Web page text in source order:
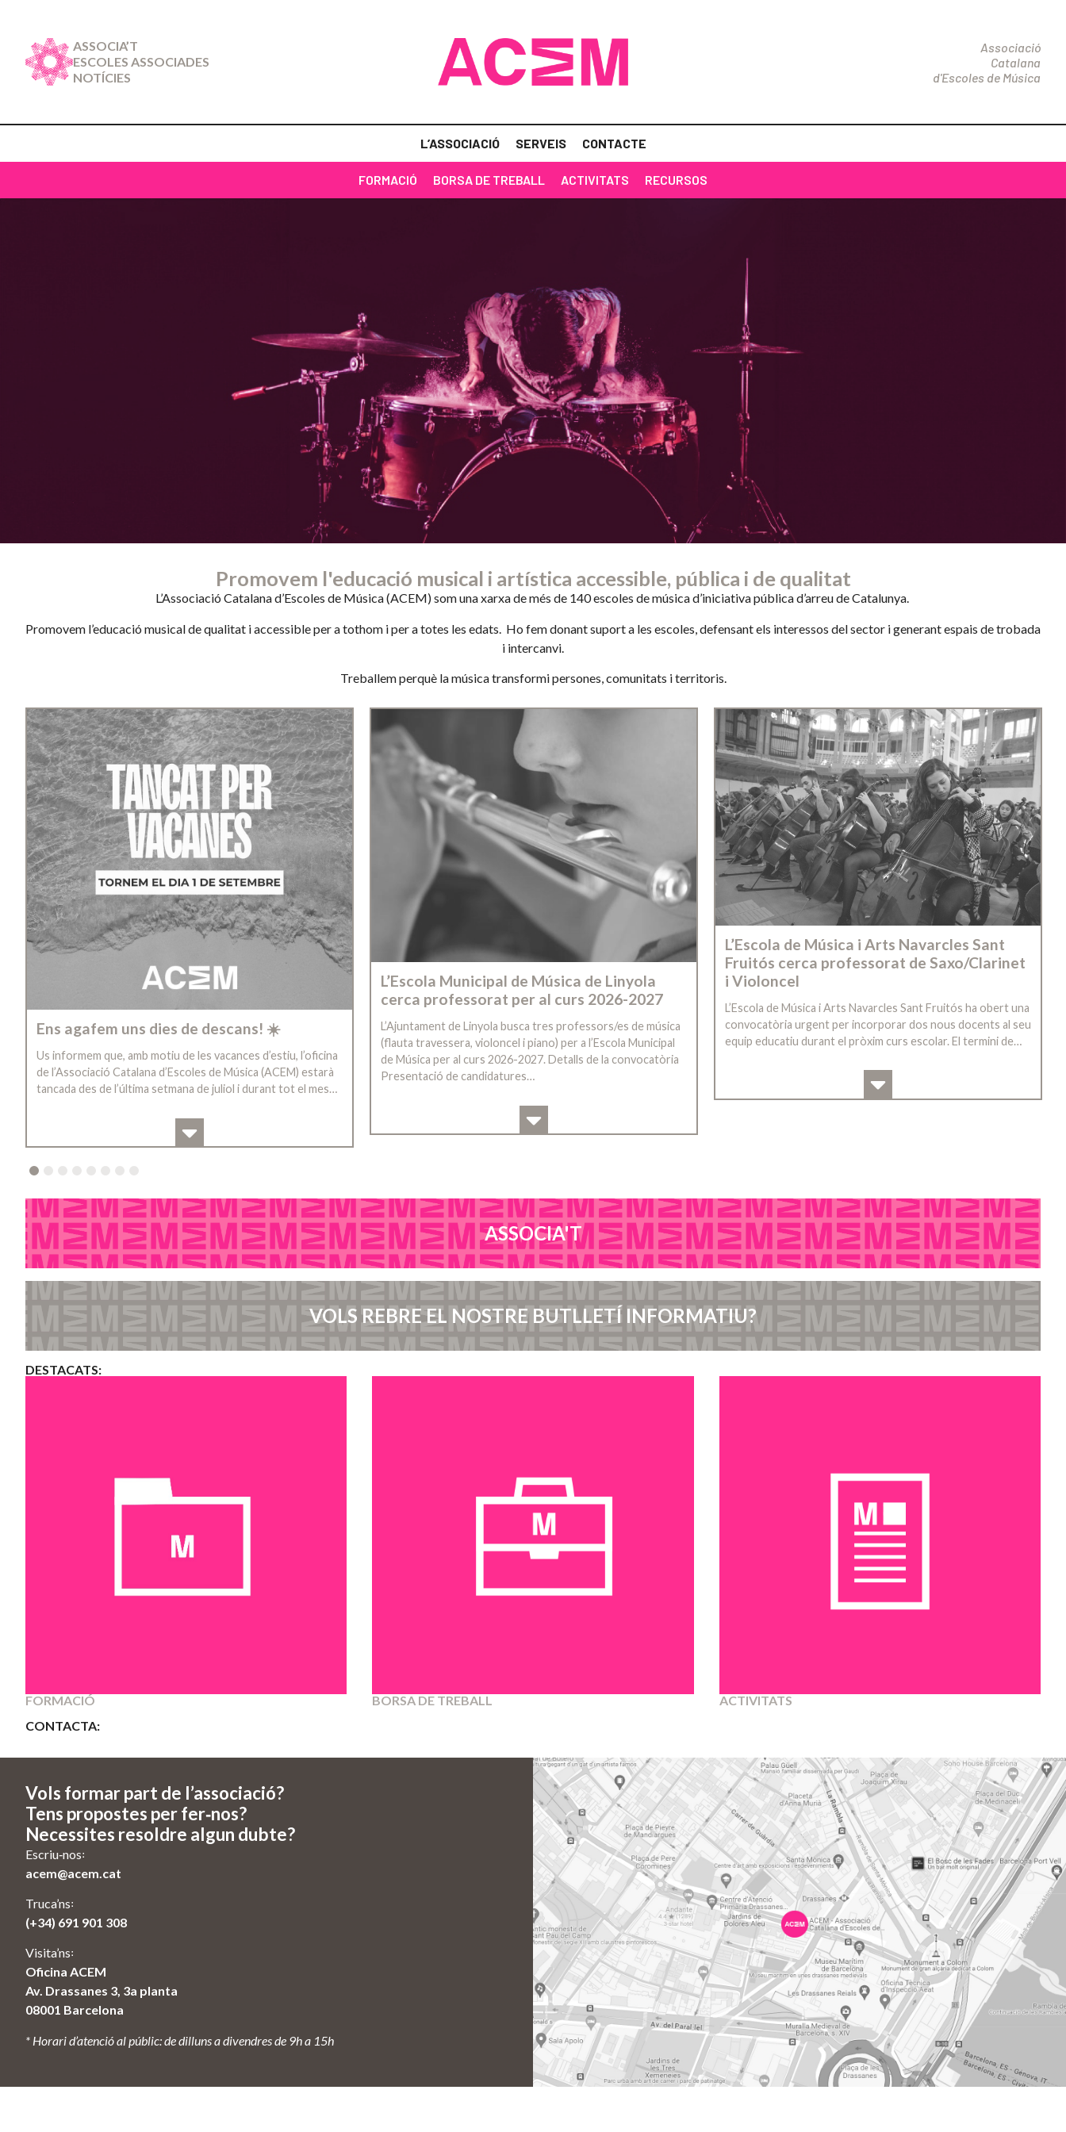
ASSOCIA’T
ESCOLES ASSOCIADES
NOTÍCIES
Associació
Catalana
d'Escoles de Música
L’ASSOCIACIÓ SERVEIS CONTACTE
FORMACIÓ BORSA DE TREBALL ACTIVITATS RECURSOS
Promovem l'educació musical i artística accessible, pública i de qualitat
L’Associació Catalana d’Escoles de Música (ACEM) som una xarxa de més de 140 escoles de música d’iniciativa pública d’arreu de Catalunya.
Promovem l’educació musical de qualitat i accessible per a tothom i per a totes les edats. Ho fem donant suport a les escoles, defensant els interessos del sector i generant espais de trobada
i intercanvi.
Treballem perquè la música transformi persones, comunitats i territoris.
Ens agafem uns dies de descans! ☀️
Us informem que, amb motiu de les vacances d’estiu, l’oficina
de l’Associació Catalana d’Escoles de Música (ACEM) estarà
tancada des de l’última setmana de juliol i durant tot el mes…
L’Escola Municipal de Música de Linyola
cerca professorat per al curs 2026-2027
L’Ajuntament de Linyola busca tres professors/es de música
(flauta travessera, violoncel i piano) per a l’Escola Municipal
de Música per al curs 2026-2027. Detalls de la convocatòria
Presentació de candidatures…
L’Escola de Música i Arts Navarcles Sant
Fruitós cerca professorat de Saxo/Clarinet
i Violoncel
L’Escola de Música i Arts Navarcles Sant Fruitós ha obert una
convocatòria urgent per incorporar dos nous docents al seu
equip educatiu durant el pròxim curs escolar. El termini de…
4 5 6 7 8
ASSOCIA'T
VOLS REBRE EL NOSTRE BUTLLETÍ INFORMATIU?
DESTACATS:
BORSA DE TREBALL ACTIVITATS
RECURSOS
CONTACTA:
Vols formar part de l’associació?
Tens propostes per fer‑nos?
Necessites resoldre algun dubte?
Escriu‑nos꞉
acem@acem.cat
Truca’ns꞉
(+34) 691 901 308
Visita’ns꞉
Oficina ACEM
Av. Drassanes 3, 3a planta
08001 Barcelona
* Horari d’atenció al públic: de dilluns a divendres de 9h a 15h